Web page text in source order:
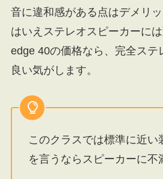
音に違和感がある点はデメリ
はいえステレオスピーカーには
edge 40の価格なら、完全ステ
良い気がします。
このクラスでは標準に近い
を言うならスピーカーに不